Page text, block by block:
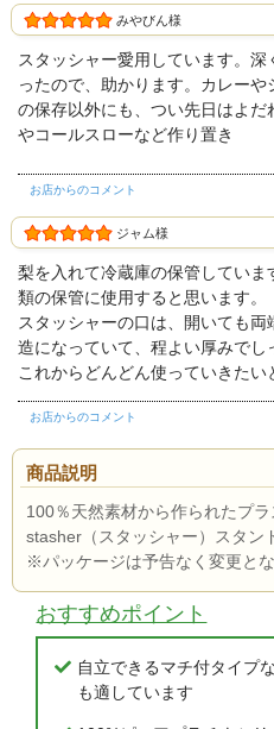
みやびん様
スタッシャー愛用しています。
ったので、助かります。カレー
の保存以外にも、つい先日はよ
やコールスローなど作り置き
お店からのコメント
ジャム様
梨を入れて冷蔵庫の保管してい
類の保管に使用すると思います。
スタッシャーの口は、開いても
造になっていて、程よい厚みでし
これからどんどん使っていきたい
お店からのコメント
商品説明
100％天然素材から作られたプ
stasher（スタッシャー）スタン
※パッケージは予告なく変更とな
おすすめポイント
自立できるマチ付タイプ
も適しています